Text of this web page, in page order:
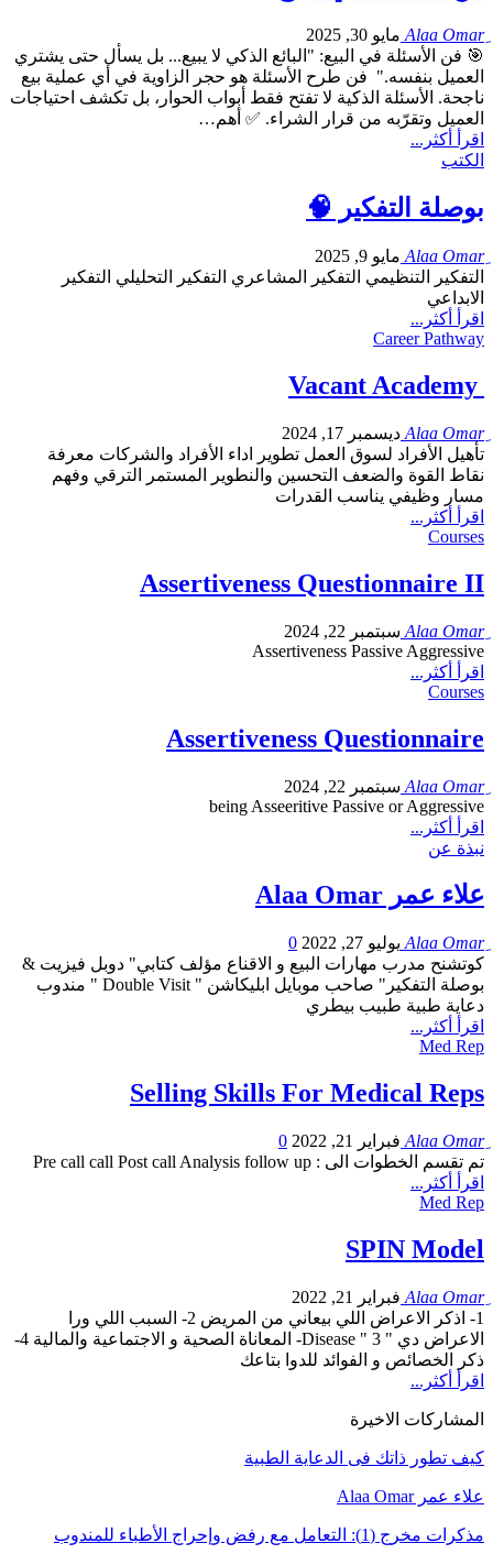
مايو 30, 2025
🎯 فن الأسئلة في البيع: "البائع الذكي لا يبيع... بل يسأل حتى يشتري
العميل بنفسه." فن طرح الأسئلة هو حجر الزاوية في أي عملية بيع
ناجحة. الأسئلة الذكية لا تفتح فقط أبواب الحوار، بل تكشف احتياجات
العميل وتقرّبه من قرار الشراء. ✅ أهم…
اقرأ أكثر...
الكتب
بوصلة التفكير 🧠
مايو 9, 2025
التفكير التنظيمي التفكير المشاعري التفكير التحليلي التفكير
الابداعي
اقرأ أكثر...
Career Pathway
ديسمبر 17, 2024
تأهيل الأفراد لسوق العمل تطوير اداء الأفراد والشركات معرفة
نقاط القوة والضعف التحسين والنطوير المستمر الترقي وفهم
مسار وظيفي يناسب القدرات
اقرأ أكثر...
Courses
Assertiveness Questionnaire II
سبتمبر 22, 2024
Assertiveness Passive Aggressive
اقرأ أكثر...
Courses
Assertiveness Questionnaire
سبتمبر 22, 2024
being Asseeritive Passive or Aggressive
اقرأ أكثر...
نبذة عن
علاء عمر Alaa Omar
يوليو 27, 2022
0
كوتشنح مدرب مهارات البيع و الاقناع مؤلف كتابي" دوبل فيزيت &
بوصلة التفكير" صاحب موبايل ابليكاشن " Double Visit " مندوب
دعاية طبية طبيب بيطري
اقرأ أكثر...
Med Rep
Selling Skills For Medical Reps
فبراير 21, 2022
0
تم تقسم الخطوات الى : Pre call call Post call Analysis follow up
اقرأ أكثر...
Med Rep
SPIN Model
فبراير 21, 2022
1- اذكر الاعراض اللي بيعاني من المريض 2- السبب اللي ورا
الاعراض دي " Disease " 3- المعاناة الصحية و الاجتماعية والمالية 4-
ذكر الخصائص و الفوائد للدوا بتاعك
اقرأ أكثر...
المشاركات الاخيرة
كيف تطور ذاتك فى الدعاية الطبية
علاء عمر Alaa Omar
مذكرات مخرج (1): التعامل مع رفض وإحراج الأطباء للمندوب